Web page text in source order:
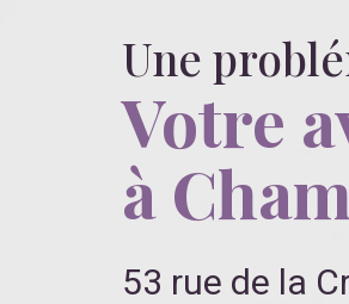
Une
Votre
à
53 rue de la